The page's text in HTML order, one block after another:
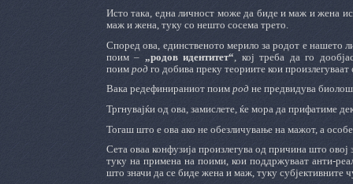
Исто така, една личност може да биде и маж и жена
маж и жена, туку со нешто сосема трето.
Според ова, единственото мерило за родот е нашето
поим – „родов идентитет“ , кој треба да го
поим род го добива преку теориите кои
Вака редефинираниот поим род не предвидува
Тргнувајќи од ова, замислете, ќе мора да прифатиме
Тогаш што е ова ако не обезличување на мажот, а
Сета оваа конфузија произлегува од причина што овој
туку на примена на поими, кои поддржуваат анти-
што значи да се биде жена и маж, туку субјективните